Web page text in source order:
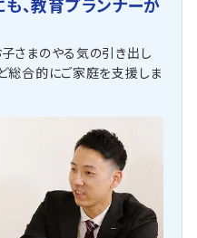
さまのやる気の引き出し
総合的にご家庭を支援しま